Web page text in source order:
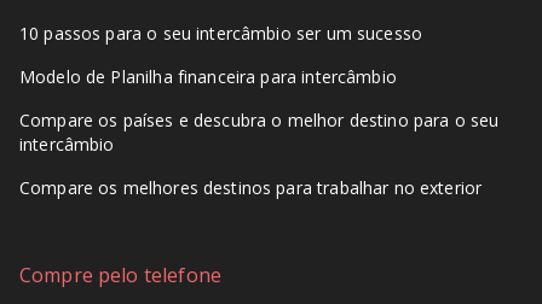
10 passos para o seu intercâmbio ser um sucesso
Modelo de Planilha financeira para intercâmbio
Compare os países e descubra o melhor destino para o seu
intercâmbio
Compare os melhores destinos para trabalhar no exterior
Compre pelo telefone